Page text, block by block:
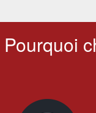
Pourquoi